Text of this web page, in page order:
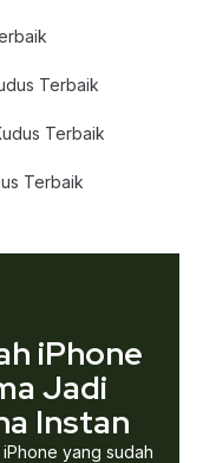
Terbaik
Terbaik
Terbaik
iPhone
Jadi
Instan
iPhone yang sudah